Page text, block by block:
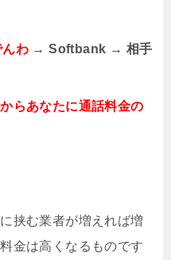
わ → Softbank → 相手
らあなたに通話料金の
挟む業者が増えれば増
金は高くなるものです